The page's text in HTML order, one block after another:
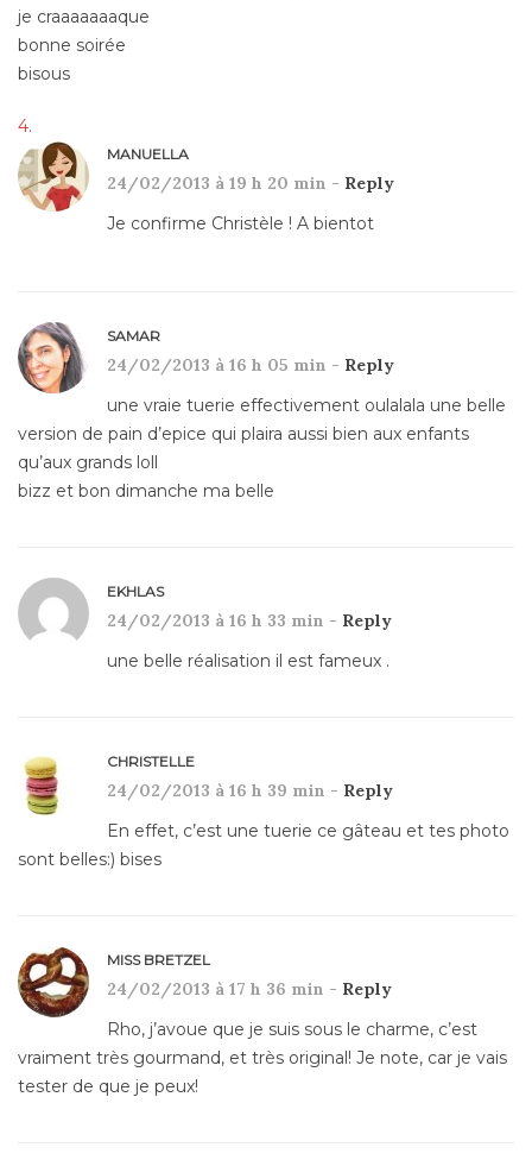
je craaaaaaaque
bonne soirée
bisous
MANUELLA
24/02/2013 à 19 h 20 min - Reply
Je confirme Christèle ! A bientot
SAMAR
24/02/2013 à 16 h 05 min - Reply
une vraie tuerie effectivement oulalala une belle
version de pain d’epice qui plaira aussi bien aux enfants
qu’aux grands loll
bizz et bon dimanche ma belle
EKHLAS
24/02/2013 à 16 h 33 min - Reply
une belle réalisation il est fameux .
CHRISTELLE
24/02/2013 à 16 h 39 min - Reply
En effet, c’est une tuerie ce gâteau et tes photo
sont belles:) bises
MISS BRETZEL
24/02/2013 à 17 h 36 min - Reply
Rho, j’avoue que je suis sous le charme, c’est
vraiment très gourmand, et très original! Je note, car je vais
tester de que je peux!